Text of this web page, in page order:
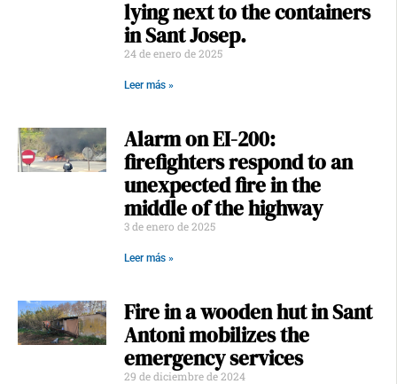
lying next to the containers
in Sant Josep.
24 de enero de 2025
Leer más »
Alarm on EI-200:
firefighters respond to an
unexpected fire in the
middle of the highway
3 de enero de 2025
Leer más »
Fire in a wooden hut in Sant
Antoni mobilizes the
emergency services
29 de diciembre de 2024